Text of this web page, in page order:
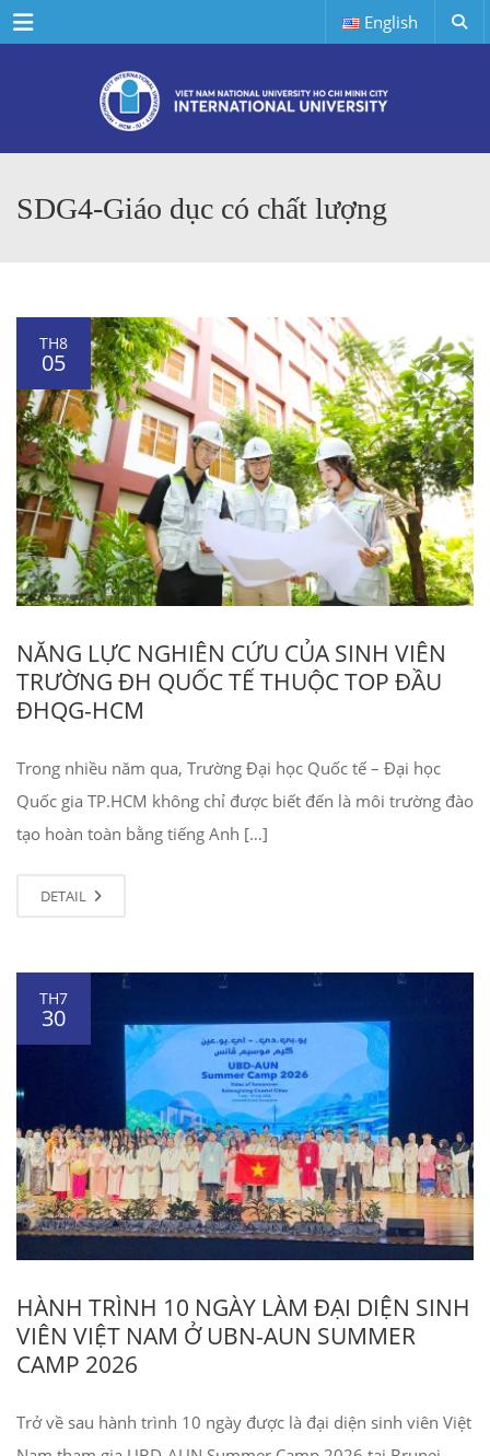
Menu English
SDG4-Giáo dục có chất lượng
TH8
05
NĂNG LỰC NGHIÊN CỨU CỦA SINH VIÊN
TRƯỜNG ĐH QUỐC TẾ THUỘC TOP ĐẦU
ĐHQG-HCM
Trong nhiều năm qua, Trường Đại học Quốc tế – Đại học
Quốc gia TP.HCM không chỉ được biết đến là môi trường đào
tạo hoàn toàn bằng tiếng Anh […]
DETAIL
TH7
30
HÀNH TRÌNH 10 NGÀY LÀM ĐẠI DIỆN SINH
VIÊN VIỆT NAM Ở UBN-AUN SUMMER
CAMP 2026
Trở về sau hành trình 10 ngày được là đại diện sinh viên Việt